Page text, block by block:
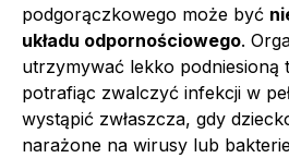
podgorączkowego może być
układu odpornościowego.
utrzymywać lekko podniesioną
potrafiąc zwalczyć infekcji w
wystąpić zwłaszcza, gdy
narażone na wirusy lub